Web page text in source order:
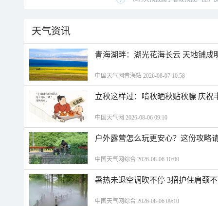
天气资讯
青海湖畔：湖光花海长云 天地铺成
中国天气网青海站 2026-08-07 10:58
立秋这样过：啃秋晒秋贴秋膘 庆祝
中国天气网 2026-08-06 09:10
户外露营怎么玩更安心？这份攻略
中国天气网综合 2026-08-06 10:00
暑热未退空调吹不停 3招护住肩颈
中国天气网综合 2026-08-06 09:10